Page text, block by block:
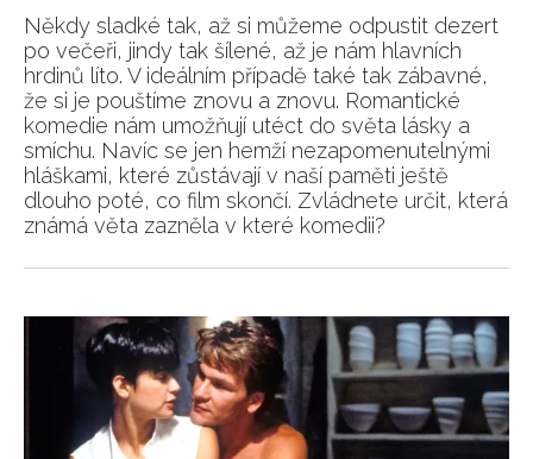
Někdy sladké tak, až si můžeme odpustit dezert
po večeři, jindy tak šílené, až je nám hlavních
hrdinů líto. V ideálním případě také tak zábavné,
že si je pouštíme znovu a znovu. Romantické
komedie nám umožňují utéct do světa lásky a
smíchu. Navíc se jen hemží nezapomenutelnými
hláškami, které zůstávají v naší paměti ještě
dlouho poté, co film skončí. Zvládnete určit, která
známá věta zazněla v které komedii?